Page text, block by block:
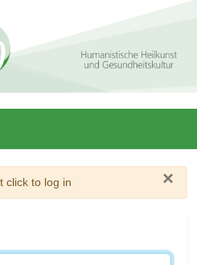
×
click to log in